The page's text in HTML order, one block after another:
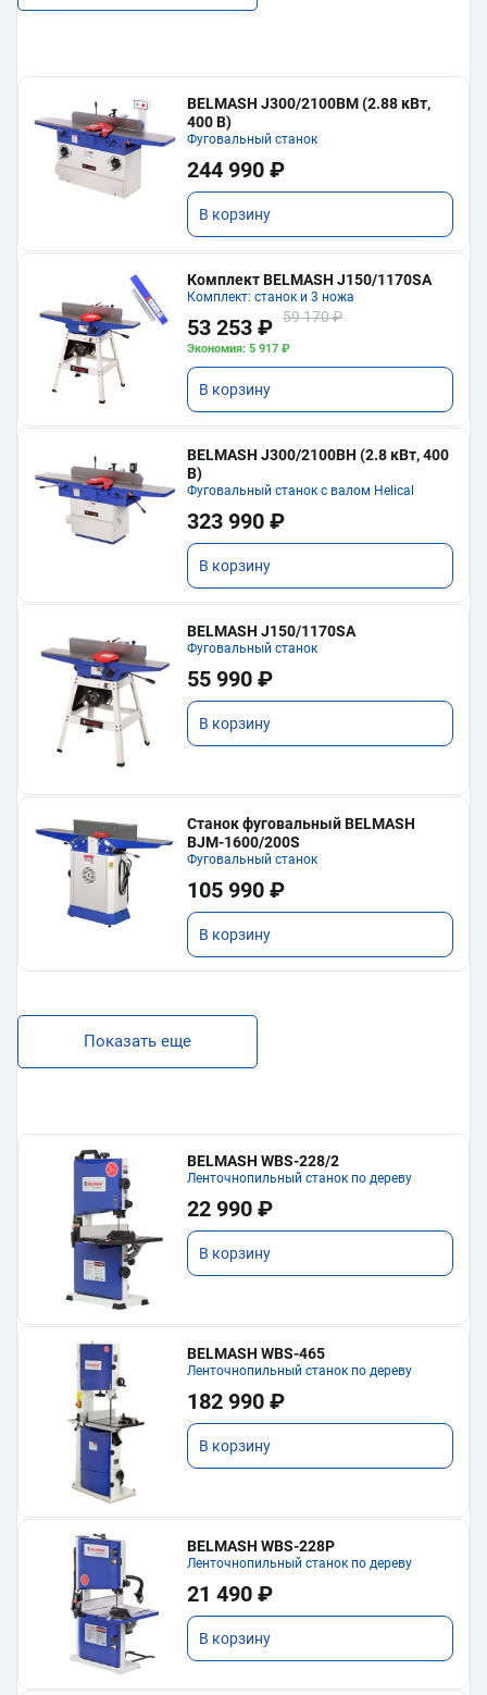
BELMASH J300/2100ВМ (2.88 кВт,
400 В)
Фуговальный станок
244 990 ₽
В корзину
Комплект BELMASH J150/1170SA
Комплект: станок и 3 ножа
53 253 ₽ 59 170 ₽
Экономия: 5 917 ₽
В корзину
BELMASH J300/2100ВH (2.8 кВт, 400
В)
Фуговальный станок с валом Helical
323 990 ₽
В корзину
BELMASH J150/1170SA
Фуговальный станок
55 990 ₽
В корзину
Станок фуговальный BELMASH
BJM-1600/200S
Фуговальный станок
105 990 ₽
В корзину
Показать еще
BELMASH WBS-228/2
Ленточнопильный станок по дереву
22 990 ₽
В корзину
BELMASH WBS-465
Ленточнопильный станок по дереву
182 990 ₽
В корзину
BELMASH WBS-228P
Ленточнопильный станок по дереву
21 490 ₽
В корзину